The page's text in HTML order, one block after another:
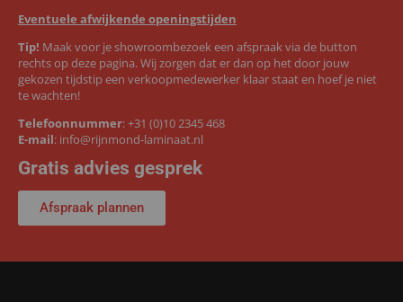
Eventuele afwijkende openingstijden
Tip! Maak voor je showroombezoek een afspraak via de button
rechts op deze pagina. Wij zorgen dat er dan op het door jouw
gekozen tijdstip een verkoopmedewerker klaar staat en hoef je niet
te wachten!
Telefoonnummer:+31 (0)10 2345 468
E-mail: info@rijnmond-laminaat.nl
Gratis advies gesprek
Afspraak plannen